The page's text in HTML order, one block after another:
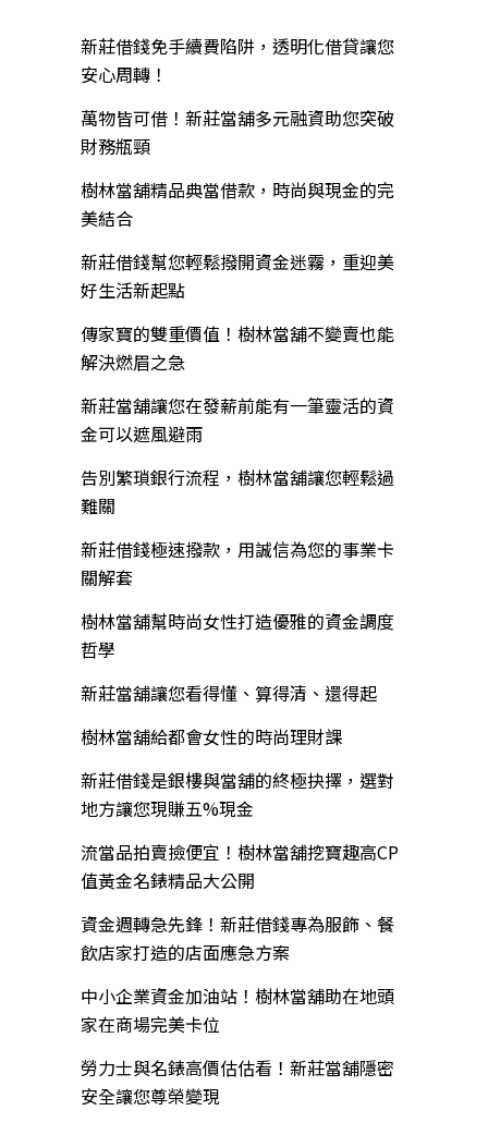
新莊借錢免手續費陷阱，透明化借貸讓您
安心周轉！
萬物皆可借！新莊當舖多元融資助您突破
財務瓶頸
樹林當舖精品典當借款，時尚與現金的完
美結合
新莊借錢幫您輕鬆撥開資金迷霧，重迎美
好生活新起點
傳家寶的雙重價值！樹林當舖不變賣也能
解決燃眉之急
新莊當舖讓您在發薪前能有一筆靈活的資
金可以遮風避雨
告別繁瑣銀行流程，樹林當舖讓您輕鬆過
難關
新莊借錢極速撥款，用誠信為您的事業卡
關解套
樹林當舖幫時尚女性打造優雅的資金調度
哲學
新莊當舖讓您看得懂、算得清、還得起
樹林當舖給都會女性的時尚理財課
新莊借錢是銀樓與當舖的終極抉擇，選對
地方讓您現賺五%現金
流當品拍賣撿便宜！樹林當舖挖寶趣高CP
值黃金名錶精品大公開
資金週轉急先鋒！新莊借錢專為服飾、餐
飲店家打造的店面應急方案
中小企業資金加油站！樹林當舖助在地頭
家在商場完美卡位
勞力士與名錶高價估估看！新莊當舖隱密
安全讓您尊榮變現